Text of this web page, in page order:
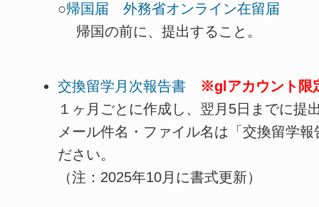
○帰国届 外務省オンライン在留届
帰国の前に、提出すること。
交換留学月次報告書
※glアカウント限
１ヶ月ごとに作成し、翌月5日までに提
メール件名・ファイル名は「交換留学
ださい。
（注：2025年10月に書式更新）